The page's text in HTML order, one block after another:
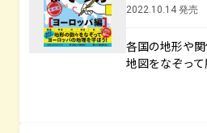
2022.10.14 発売
各国の地形や
地図をなぞって